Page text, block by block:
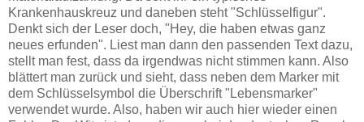
Krankenhauskreuz und daneben steht "Schlüsselfigur".
Denkt sich der Leser doch, "Hey, die haben etwas ganz
neues erfunden". Liest man dann den passenden Text dazu,
stellt man fest, dass da irgendwas nicht stimmen kann. Also
blättert man zurück und sieht, dass neben dem Marker mit
dem Schlüsselsymbol die Überschrift "Lebensmarker"
verwendet wurde. Also, haben wir auch hier wieder einen